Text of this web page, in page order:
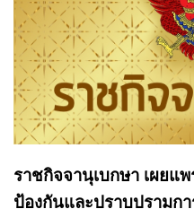
ราชกิจจานุเบกษา เผยแ
ป้องกันและปราบปรามก